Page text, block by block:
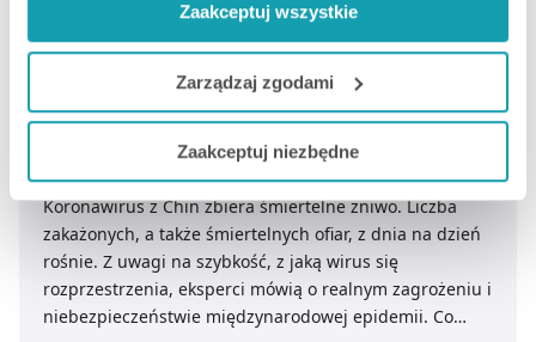
funkcjonalności. W zależności od funkcji, dane o tym jak
korzystasz z naszej witryny będą również przekazywane
do naszych Partnerów marketingowych i analitycznych.
Jeżeli chcesz dostosować swoją zgodę i wybrać tylko
niektóre dodatkowe funkcje, z którymi wiąże się
zbieranie danych o Twojej aktywności dokonaj
preferowanych przez Ciebie wyborów i kliknij „Zarządzaj
zgodami”.
Możesz również kliknąć „Zaakceptuj niezbędne”, co
będzie oznaczało, że nie wyrażasz zgody na
Zaakceptuj wszystkie
Zarządzaj zgodami
Zaakceptuj niezbędne
Koronawirus w Polsce. Co powinniśmy o nim
Koronawirus z Chin zbiera śmiertelne żniwo. Liczba
zakażonych, a także śmiertelnych ofiar, z dnia na dzień
rośnie. Z uwagi na szybkość, z jaką wirus się
rozprzestrzenia, eksperci mówią o realnym zagrożeniu i
niebezpieczeństwie międzynarodowej epidemii. Co